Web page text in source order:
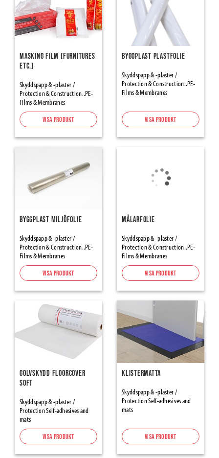
Concrete Casting
Betongmatta (vintermatta)
Rebaring, Spacers, Wedges
Studded membranes and accessories
Verktyg & tillbehör
Construction Safety Equipments
Emballagematerial
Sopsäckar & Storsäckar
Masking Film (Furnitures
etc.)
Skyddspapp & -plaster /
Protection & Construction..PE-
Films & Membranes
Visa produkt
Byggplast Plastfolie
Skyddspapp & -plaster /
Protection & Construction..PE-
Films & Membranes
Visa produkt
Byggplast Miljöfolie
Skyddspapp & -plaster /
Protection & Construction..PE-
Films & Membranes
Visa produkt
Målarfolie
Skyddspapp & -plaster /
Protection & Construction..PE-
Films & Membranes
Visa produkt
Golvskydd FloorCover
Soft
Skyddspapp & -plaster /
Protection Self-adhesives and
mats
Visa produkt
Klistermatta
Skyddspapp & -plaster /
Protection Self-adhesives and
mats
Visa produkt